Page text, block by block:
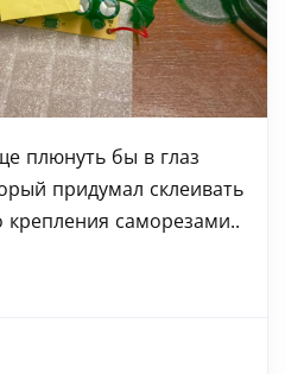
плюнуть бы в глаз
придумал склеивать
саморезами..